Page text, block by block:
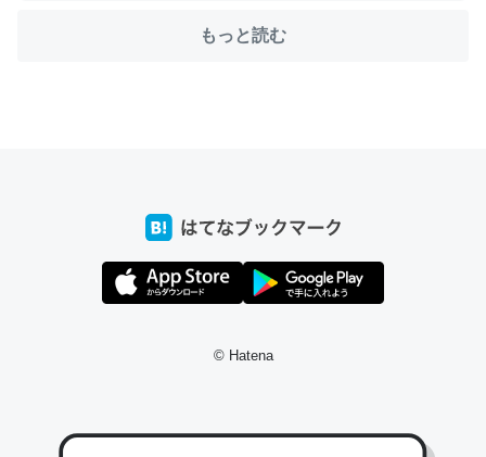
たいなのでネット環境作ったけどAlexaしか使わないので
34
もっと読む
© Hatena